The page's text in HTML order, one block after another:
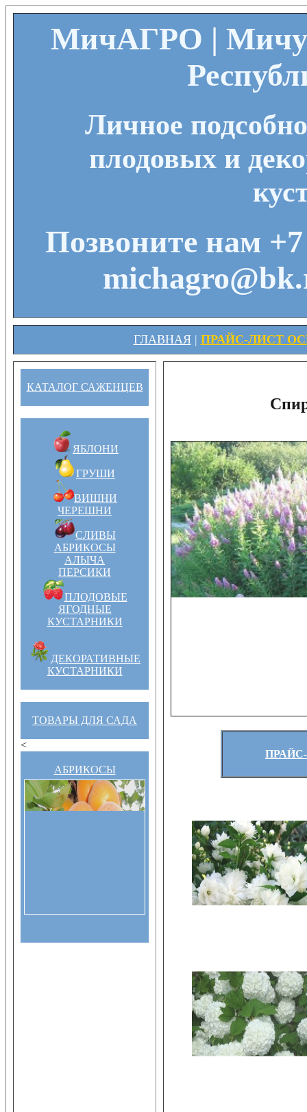
МичАГРО |
Личное
плодовых и
Позвоните нам
ГЛАВНАЯ| ПРАЙС-ЛИСТ
КАТАЛОГ САЖЕНЦЕВ
ЯБЛОНИ
ГРУШИ
ВИШНИ
ЧЕРЕШНИ
СЛИВЫ
АБРИКОСЫ
АЛЫЧА
ПЕРСИКИ
ПЛОДОВЫЕ
ЯГОДНЫЕ
КУСТАРНИКИ
ДЕКОРАТИВНЫЕ
КУСТАРНИКИ
ТОВАРЫ ДЛЯ САДА
<
АБРИКОСЫ